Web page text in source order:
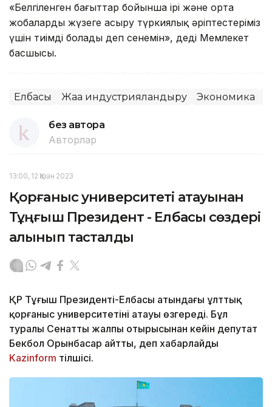
«Белгіленген бағыттар бойынша ірі және орта
жобаларды жүзеге асыру түркиялық әріптестеріміз
үшін тиімді болады деп сенемін», деді Мемлекет
басшысы.
Елбасы Жаңа индустрияландыру Экономика
без автора
Авторлар
13:00, 12 Қазан 2023
Қорғаныс университеті атауынан
Тұңғыш Президент - Елбасы сөздері
алынып тасталды
ҚР Тұңғыш Президенті-Елбасы атындағы ұлттық
қорғаныс университетінің атауы өзгереді. Бұл
туралы Сенаттың жалпы отырысынан кейін депутат
Бекбол Орынбасар айтты, деп хабарлайды
Kazinform тілшісі.